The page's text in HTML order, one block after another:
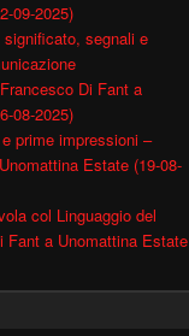
09-2025)
significato, segnali e
Di Fant a
08-2025)
prime impressioni –
Estate (19-08-
col Linguaggio del
Fant a Unomattina Estate